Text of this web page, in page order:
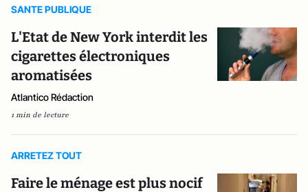
SANTE PUBLIQUE
L'Etat de New York interdit les
cigarettes électroniques
aromatisées
Atlantico Rédaction
1 min de lecture
ARRETEZ TOUT
Faire le ménage est plus nocif